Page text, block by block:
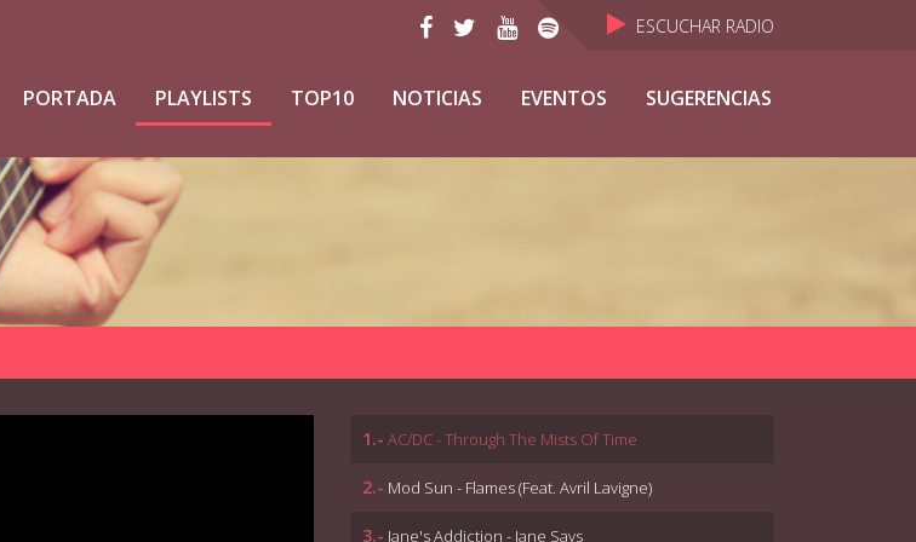
ESCUCHAR RADIO
PORTADA PLAYLISTS TOP10 NOTICIAS EVENTOS SUGERENCIAS
1.- AC/DC - Through The Mists Of Time
2.- Mod Sun - Flames (Feat. Avril Lavigne)
3.- Jane's Addiction - Jane Says